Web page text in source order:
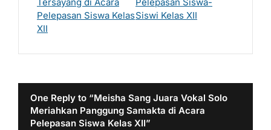
Tersayang di Acara
Pelepasan Siswa Kelas
XII
Pelepasan Siswa-
Siswi Kelas XII
One Reply to “Meisha Sang Juara Vokal Solo
Meriahkan Panggung Samakta di Acara
Pelepasan Siswa Kelas XII”